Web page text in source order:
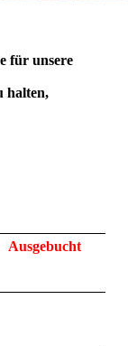
für unsere
halten,
Ausgebucht